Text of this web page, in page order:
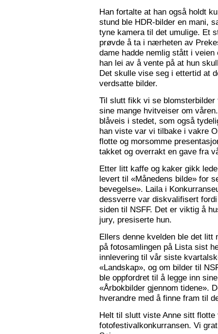
Han fortalte at han også holdt
stund ble HDR-bilder en mani,
tyne kamera til det umulige. Et
prøvde å ta i nærheten av
dame hadde nemlig stått i
han lei av å vente på at hun
Det skulle vise seg i ettertid at
verdsatte bilder.
Til slutt fikk vi se
sine mange hvitveiser om
blåveis i stedet, som også
han viste var vi tilbake i vakre
flotte og morsomme
takket og overrakt en gave fra
Etter litt kaffe og kaker gikk
levert til «Månedens bilde» for
bevegelse». Laila i
dessverre var diskvalifisert
siden til NSFF. Det er viktig å
jury, presiserte hun.
Ellers denne kvelden ble det litt
på fotosamlingen på Lista sist
innlevering til vår siste
«Landskap», og om bilder til
ble oppfordret til å legge inn
«Årbokbilder gjennom tidene».
hverandre med å finne fram til
Helt til slutt viste Anne sitt flotte
fotofestivalkonkurransen. Vi